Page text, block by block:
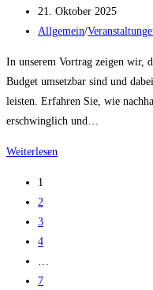
für
die
(Vortrag)
Autor:
Beitrag
veröffentlicht:
21. Oktober 2025
Beitrags-
Allgemein/
In unserem Vortrag zeigen wir,
Budget umsetzbar sind und
leisten. Erfahren Sie, wie
erschwinglich und…
Weiterlesen
1
2
3
4
7